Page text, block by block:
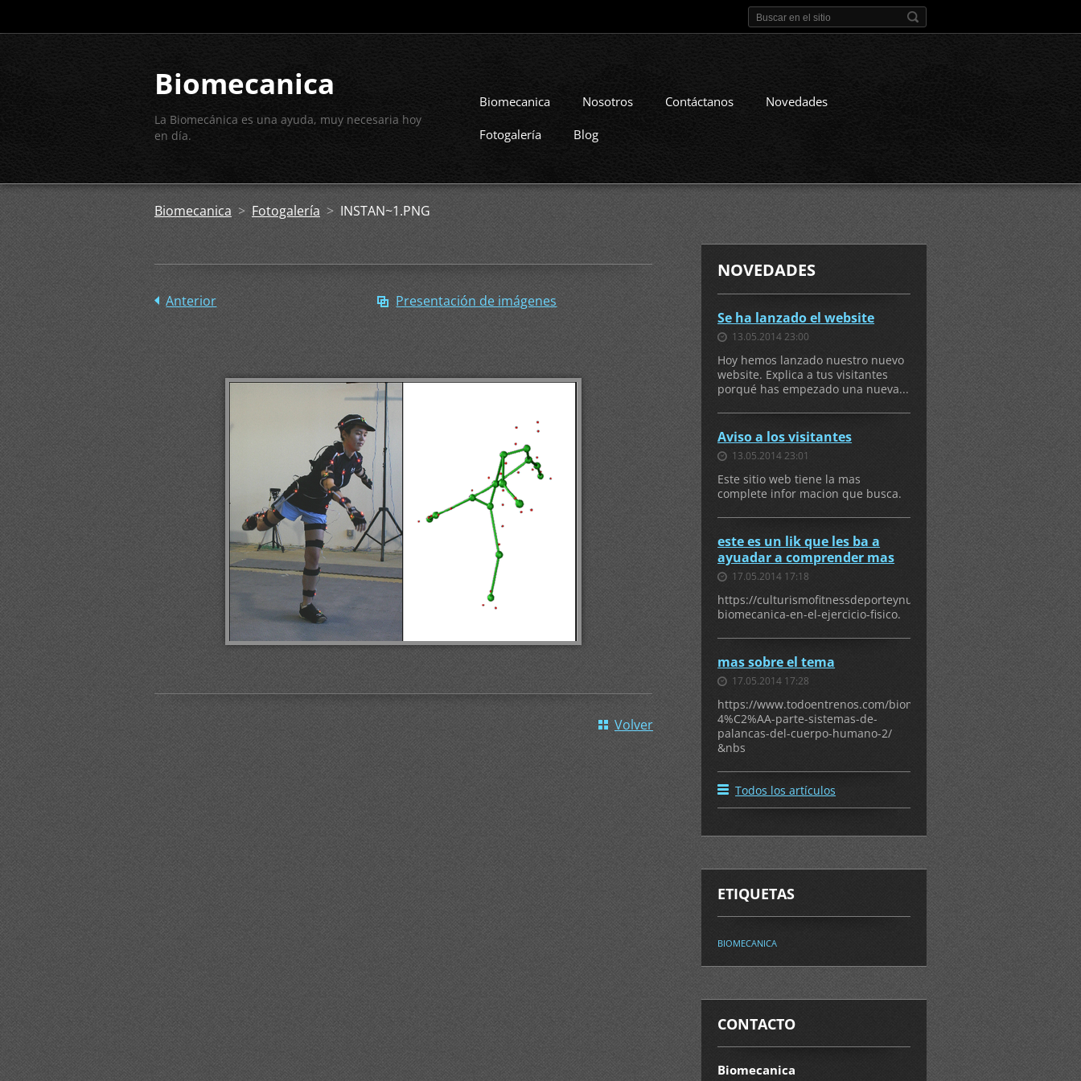
Biomecanica
La Biomecánica es una ayuda, muy necesaria hoy
en día.
Biomecanica Nosotros Contáctanos Novedades
Fotogalería Blog
Biomecanica > Fotogalería > INSTAN~1.PNG
Anterior Presentación de imágenes
Volver
NOVEDADES
Se ha lanzado el website
13.05.2014 23:00
Hoy hemos lanzado nuestro nuevo
website. Explica a tus visitantes
porqué has empezado una nueva...
Aviso a los visitantes
13.05.2014 23:01
Este sitio web tiene la mas
complete infor macion que busca.
este es un lik que les ba a
ayuadar a comprender mas
17.05.2014 17:18
https://culturismofitnessdeporteynutricion.blogspot.mx/2012/03/la-
biomecanica-en-el-ejercicio-fisico.
mas sobre el tema
17.05.2014 17:28
https://www.todoentrenos.com/biomecanica-
4%C2%AA-parte-sistemas-de-
palancas-del-cuerpo-humano-2/
&nbs
Todos los artículos
ETIQUETAS
BIOMECANICA
CONTACTO
Biomecanica